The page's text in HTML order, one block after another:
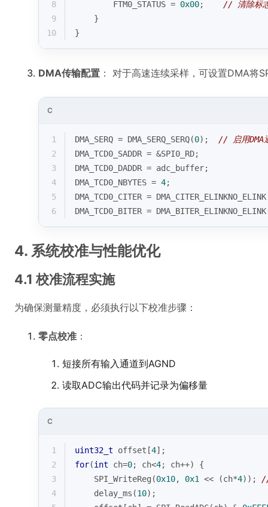
8
        FTM0_STATUS =
0x00; // 清除标
9
    }
10
}
DMA传输配置 ： 对于高速连续采样，可设置DMA将
C
1 DMA_SERQ = DMA_SERQ_SERQ(0); // 启用DMA
2
DMA_TCD0_SADDR = &SPI0_RD;
3
DMA_TCD0_DADDR = adc_buffer;
4
DMA_TCD0_NBYTES = 4;
5
DMA_TCD0_CITER =
6
DMA_TCD0_BITER =
4. 系统校准与性能优化
4.1 校准流程实施
为确保测量精度，必须执行以下校准步骤：
零点校准 ：
短接所有输入通道到AGND
读取ADC输出代码并记录为偏移量
C
1 uint32_t offset[4];
2
for(int ch=0; ch<4; ch++) {
3
    SPI_WriteReg(
0x10, 0x1 << (ch*4));
4
    delay_ms(
10);